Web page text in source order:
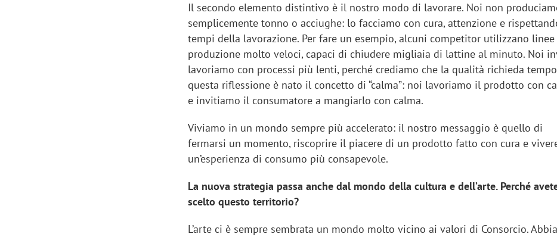
Il secondo elemento distintivo è il nostro modo di lavorare. Noi non
semplicemente tonno o acciughe: lo facciamo con cura, attenzione e
tempi della lavorazione. Per fare un esempio, alcuni competitor utilizzano
produzione molto veloci, capaci di chiudere migliaia di lattine al minuto. Noi
lavoriamo con processi più lenti, perché crediamo che la qualità richieda
questa riflessione è nato il concetto di “calma”: noi lavoriamo il prodotto con
e invitiamo il consumatore a mangiarlo con calma.
Viviamo in un mondo sempre più accelerato: il nostro messaggio è quello di
fermarsi un momento, riscoprire il piacere di un prodotto fatto con cura e
un’esperienza di consumo più consapevole.
La nuova strategia passa anche dal mondo della cultura e dell’arte. Perché
scelto questo territorio?
L’arte ci è sempre sembrata un mondo molto vicino ai valori di Consorcio.
comunicazione crea un brand food:
Emanuele Viora di Deloitte Digital:
«La creatività resta centrale, l’AI deve
amplificare il talento»
Ricerche di mercato. Neri,
Doxa: «Non basta più
fenomeni: bisogna
tradurli in azioni»